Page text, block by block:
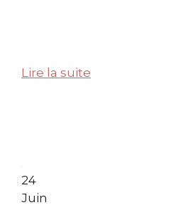
Lire la suite
24
Juin